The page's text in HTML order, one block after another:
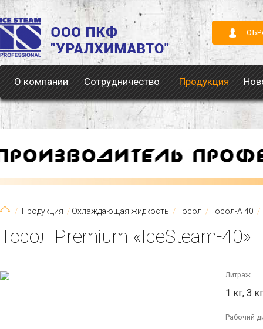
О компании Сотрудничество Продукция
Продукция Охлаждающая жидкость Тосол Тосол-А 40
Тосол Premium «IceSteam-40»
Литраж
1 кг, 3
Рабочий